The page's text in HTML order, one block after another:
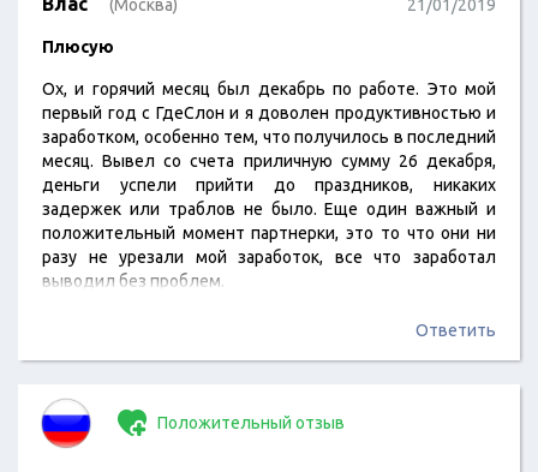
(Москва) 21/01/2019
Плюсую
Ох, и горячий месяц был декабрь по работе. Это мой
первый год с ГдеСлон и я доволен продуктивностью и
заработком, особенно тем, что получилось в последний
месяц. Вывел со счета приличную сумму 26 декабря,
деньги успели прийти до праздников, никаких
задержек или траблов не было. Еще один важный и
положительный момент партнерки, это то что они ни
разу не урезали мой заработок, все что заработал
выводил без проблем.
Ответить
Положительный отзыв